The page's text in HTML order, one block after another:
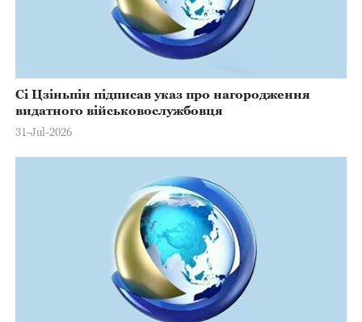
Сі Цзіньпін підписав указ про нагородження
видатного військовослужбовця
31-Jul-2026